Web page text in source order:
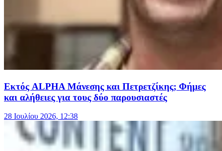
Εκτός ALPHA Μάνεσης και Πετρετζίκης; Φήμες
και αλήθειες για τους δύο παρουσιαστές
28 Ιουλίου 2026, 12:38